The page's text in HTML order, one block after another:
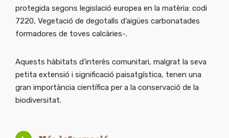
protegida segons legislació europea en la matèria: codi
7220, Vegetació de degotalls d’aigües carbonatades
formadores de toves calcàries-.
Aquests hàbitats d’interès comunitari, malgrat la seva
petita extensió i significació paisatgística, tenen una
gran importància científica per a la conservació de la
biodiversitat.